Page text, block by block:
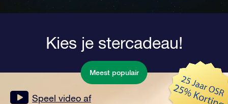
Kies je stercadeau!
Meest populair
Speel video af